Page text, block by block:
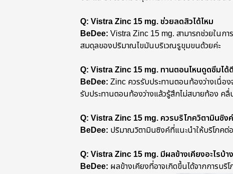
Q: Vistra Zinc 15 mg. ช่วยลดสิวได้ไหม
BeDee: Vistra Zinc 15 mg. สามารถช่วยในก
สมดุลของปริมาณไขมันบริเวณรูขุมขนด้วยค่ะ
Q: Vistra Zinc 15 mg. ทานตอนไหนดูดซึมได้
BeDee: Zinc ควรรับประทานตอนท้องว่างเนื่อ
รับประทานตอนท้องว่างแล้วรู้สึกไม่สบายท้อง คลื่
Q: Vistra Zinc 15 mg. ควรบริโภควิตามินซิง
BeDee: ปริมาณวิตามินซิงค์ที่แนะนำให้บริโภค
Q: Vistra Zinc 15 mg. มีผลข้างเคียงอะไรบ้าง
BeDee: ผลข้างเคียงที่อาจเกิดขึ้นได้จากการบ